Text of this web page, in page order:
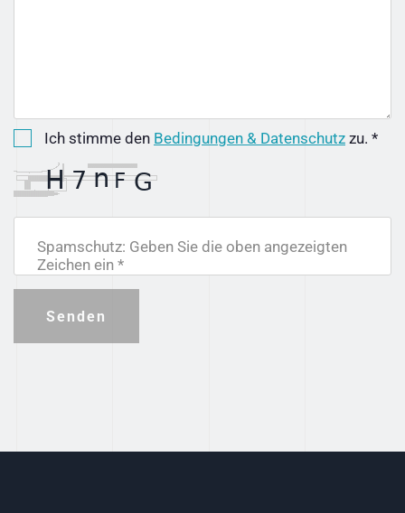
Ich stimme den Bedingungen & Datenschutz zu. *
Spamschutz: Geben Sie die oben angezeigten
Zeichen ein *
Senden